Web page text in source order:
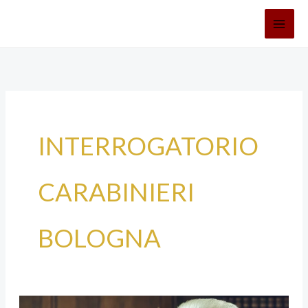
INTERROGATORIO
CARABINIERI
BOLOGNA